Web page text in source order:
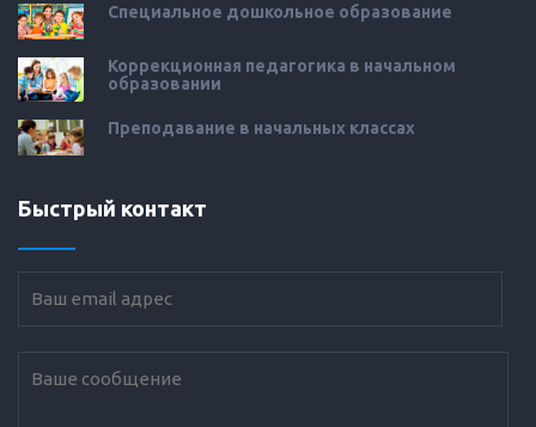
Специальное дошкольное образование
Коррекционная педагогика в начальном
образовании
Преподавание в начальных классах
Быстрый контакт